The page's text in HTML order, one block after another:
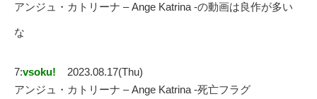
アンジュ・カトリーナ – Ange Katrina -の動画は良作が多い
な
7:vsoku!
2023.08.17(Thu)
アンジュ・カトリーナ – Ange Katrina -死亡フラグ